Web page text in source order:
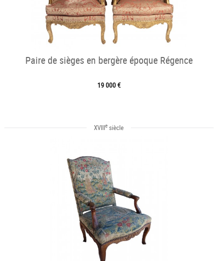
Paire de sièges en bergère époque Régence
19 000 €
XVIIIe siècle